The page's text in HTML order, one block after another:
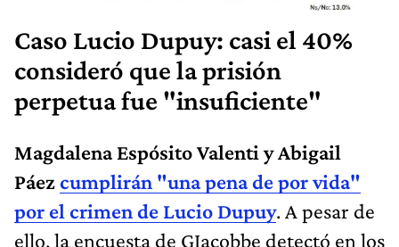
Caso Lucio Dupuy: casi el 40%
consideró que la prisión
perpetua fue "insuficiente"
Magdalena Espósito Valenti y Abigail
Páezcumplirán "una pena de por vida"
por el crimen de Lucio Dupuy. A pesar de
ello, la encuesta de GIacobbe detectó en los